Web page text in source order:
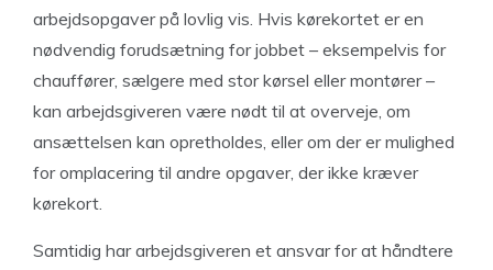
arbejdsopgaver på lovlig vis. Hvis kørekortet er en
nødvendig forudsætning for jobbet – eksempelvis for
chauffører, sælgere med stor kørsel eller montører –
kan arbejdsgiveren være nødt til at overveje, om
ansættelsen kan opretholdes, eller om der er mulighed
for omplacering til andre opgaver, der ikke kræver
kørekort.
Samtidig har arbejdsgiveren et ansvar for at håndtere